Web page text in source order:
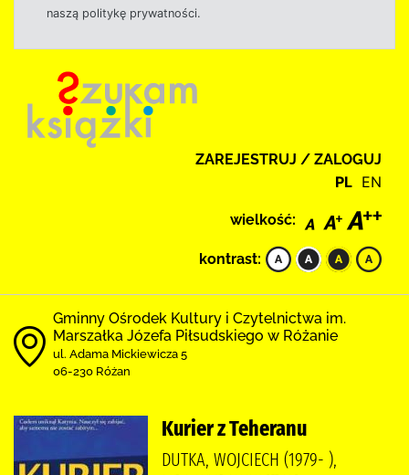
naszą politykę prywatności.
ZAREJESTRUJ / ZALOGUJ
PL EN
wielkość:
kontrast:
Gminny Ośrodek Kultury i Czytelnictwa im.
Marszałka Józefa Piłsudskiego w Różanie
ul. Adama Mickiewicza 5
06-230 Różan
Kurier z Teheranu
DUTKA, WOJCIECH (1979- ),